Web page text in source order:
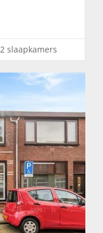
2 slaapkamers